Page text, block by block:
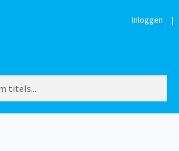
Inloggen |